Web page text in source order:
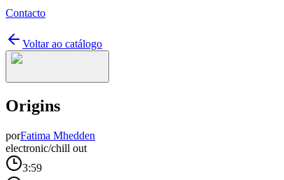
Contacto
Voltar ao catálogo
Origins
porFatima Mhedden
electronic/chill out
3:59